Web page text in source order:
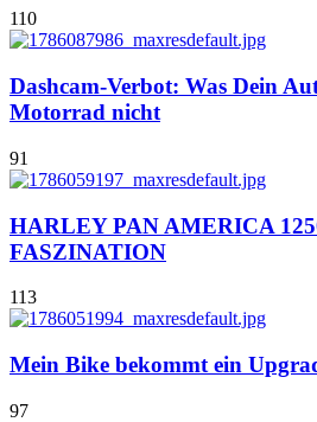
110
Dashcam-Verbot: Was Dein
Motorrad nicht
91
HARLEY PAN AMERICA
FASZINATION
113
Mein Bike bekommt ein
97